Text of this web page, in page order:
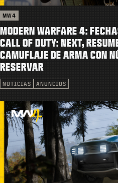
TIENDA
ESPORTS
SOPORTE
INICIAR SESIÓN
MW4
MODERN WARFARE 4:
CALL OF DUTY: NEXT,
CAMUFLAJE DE ARMA CON
RESERVAR
NOTICIAS ANUNCIOS